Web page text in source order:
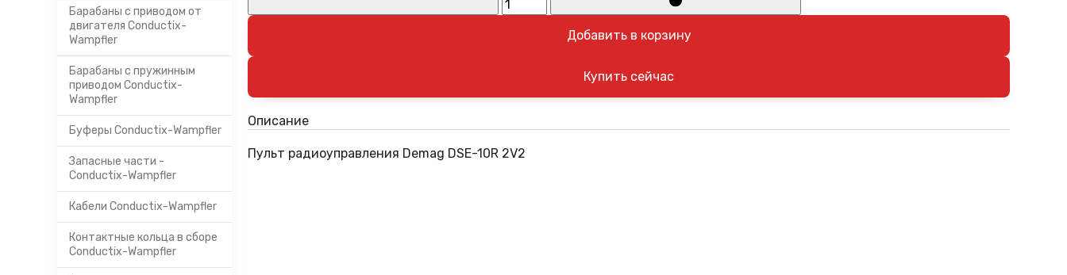
Барабаны с приводом от
двигателя Conductix-
Wampfler
Барабаны с пружинным
приводом Conductix-
Wampfler
Буферы Conductix-Wampfler
Запасные части -
Conductix-Wampfler
Кабели Conductix-Wampfler
Контактные кольца в сборе
Conductix-Wampfler
Добавить в корзину
Описание
Пульт радиоуправления Demag DSE-10R 2V2